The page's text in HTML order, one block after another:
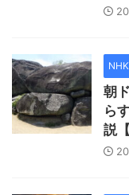
朝
ら
説